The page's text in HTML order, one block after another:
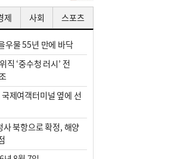
제 사회 스포츠
우물 55년 만에 바닥
직 ‘중수청 러시’ 전
제여객터미널 옆에 선
북항으로 확정, 해양